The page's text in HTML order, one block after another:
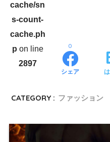
cache/sn
s-count-
cache.ph
p on line
2897
シェア
0
CATEGORY : ファッション